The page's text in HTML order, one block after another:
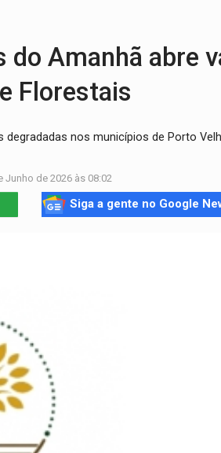
do Amanhã abre
Florestais
nos municípios de Porto
Junho de 2026 às 08:02
Siga a gente no Google